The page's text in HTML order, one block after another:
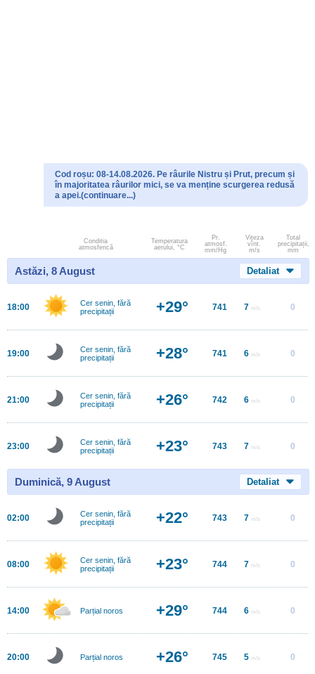
Cod roșu: 08-14.08.2026. Pe râurile Nistru și Prut, precum și
în majoritatea râurilor mici, se va menține scurgerea redusă
a apei.(continuare...)
Conditia
atmosferică
Temperatura
aerului, °C
Pr.
atmosf.
mm/Hg
Viteza
vînt.
m/s
Total
precipitații,
mm
Astăzi, 8 August Detaliat
18:00
Cer senin, fără
precipitații
+29° 741 7 m/s 0
19:00
Cer senin, fără
precipitații
+28° 741 6 m/s 0
21:00
Cer senin, fără
precipitații
+26° 742 6 m/s 0
23:00
Cer senin, fără
precipitații
+23° 743 7 m/s 0
Duminică, 9 August Detaliat
02:00
Cer senin, fără
precipitații
+22° 743 7 m/s 0
08:00
Cer senin, fără
precipitații
+23° 744 7 m/s 0
14:00 Parțial noros +29° 744 6 m/s 0
20:00 Parțial noros +26° 745 5 m/s 0